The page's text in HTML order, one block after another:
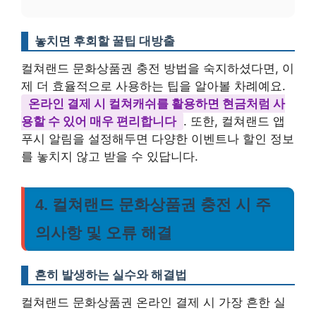
놓치면 후회할 꿀팁 대방출
컬쳐랜드 문화상품권 충전 방법을 숙지하셨다면, 이
제 더 효율적으로 사용하는 팁을 알아볼 차례예요.
온라인 결제 시 컬쳐캐쉬를 활용하면 현금처럼 사
용할 수 있어 매우 편리합니다 . 또한, 컬쳐랜드 앱
푸시 알림을 설정해두면 다양한 이벤트나 할인 정보
를 놓치지 않고 받을 수 있답니다.
4. 컬쳐랜드 문화상품권 충전 시 주
의사항 및 오류 해결
흔히 발생하는 실수와 해결법
컬쳐랜드 문화상품권 온라인 결제 시 가장 흔한 실